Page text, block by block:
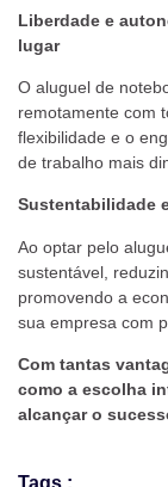
Liberdade e
lugar
O aluguel de
remotamente com
flexibilidade e o
de trabalho mais
Sustentabilidade
Ao optar pelo
sustentável,
promovendo a
sua empresa com
Com tantas
como a escolha
alcançar o
Tags :